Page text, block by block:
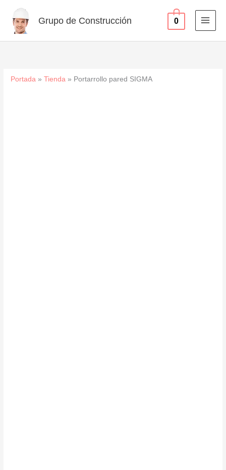
contenido
Grupo de Construcción 0
Portada »Tienda » Portarrollo pared SIGMA